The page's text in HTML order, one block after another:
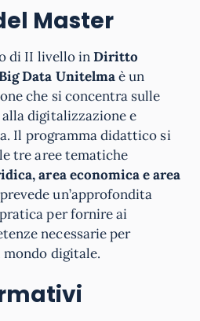
Master
di II livello inDiritto
Data Unitelmaè un
che si concentra sulle
digitalizzazione e
Il programma didattico si
tre aree tematiche
area economica e area
un’approfondita
per fornire ai
necessarie per
digitale.